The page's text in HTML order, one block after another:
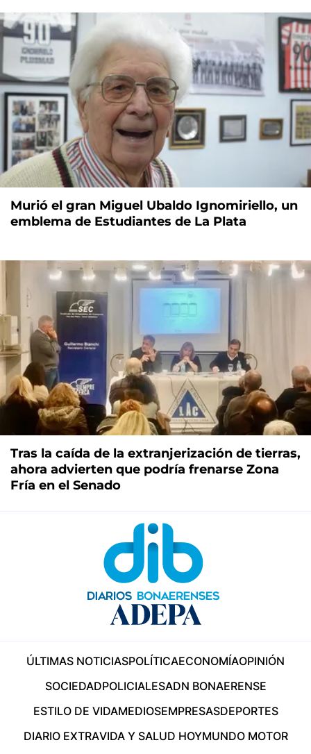
Murió el gran Miguel Ubaldo Ignomiriello, un
emblema de Estudiantes de La Plata
Tras la caída de la extranjerización de tierras,
ahora advierten que podría frenarse Zona
Fría en el Senado
ÚLTIMAS NOTICIASPOLÍTICAECONOMÍAOPINIÓN
SOCIEDADPOLICIALESADN BONAERENSE
ESTILO DE VIDAMEDIOSEMPRESASDEPORTES
DIARIO EXTRAVIDA Y SALUD HOYMUNDO MOTOR